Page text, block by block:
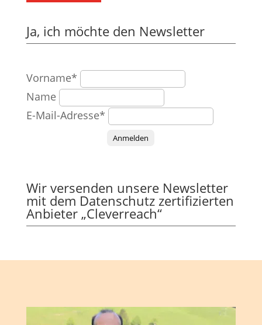
Ja, ich möchte den Newsletter
Vorname*
Name
E-Mail-Adresse*
Anmelden
Wir versenden unsere Newsletter
mit dem Datenschutz zertifizierten
Anbieter „Cleverreach“